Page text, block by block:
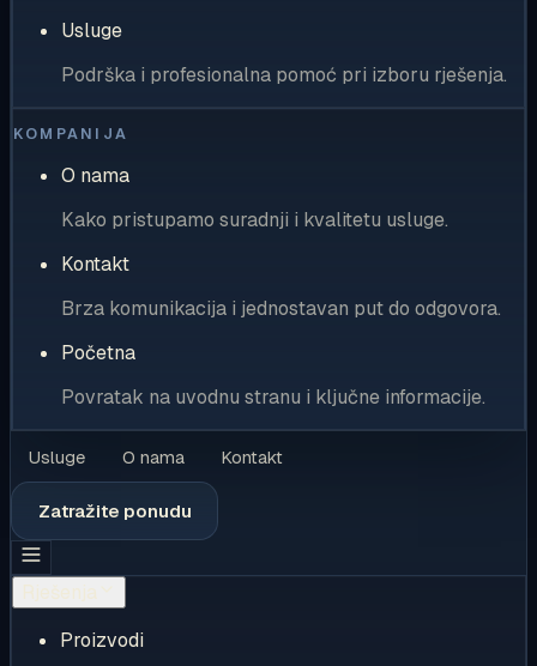
Usluge
Podrška i profesionalna pomoć pri izboru rješenja.
KOMPANIJA
O nama
Kako pristupamo suradnji i kvalitetu usluge.
Kontakt
Brza komunikacija i jednostavan put do odgovora.
Početna
Povratak na uvodnu stranu i ključne informacije.
Usluge O nama Kontakt
Zatražite ponudu
Proizvodi